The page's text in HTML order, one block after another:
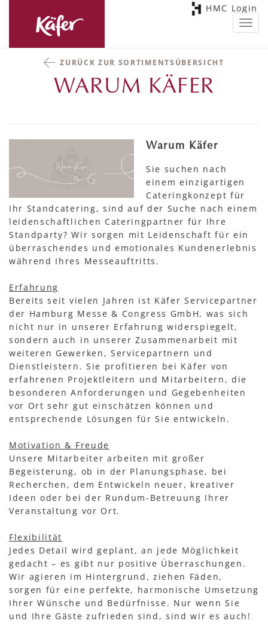
HMC Login
ZURÜCK ZUR SORTIMENTSÜBERSICHT
WARUM KÄFER
Warum Käfer
Sie suchen nach
einem einzigartigen
Cateringkonzept für
Ihr Standcatering, sind auf der Suche nach einem
leidenschaftlichen Cateringpartner für Ihre
Standparty? Wir sorgen mit Leidenschaft für ein
überraschendes und emotionales Kundenerlebnis
während Ihres Messeauftritts.
Erfahrung
Bereits seit vielen Jahren ist Käfer Servicepartner
der Hamburg Messe & Congress GmbH, was sich
nicht nur in unserer Erfahrung widerspiegelt,
sondern auch in unserer Zusammenarbeit mit
weiteren Gewerken, Servicepartnern und
Dienstleistern. Sie profitieren bei Käfer von
erfahrenen Projektleitern und Mitarbeitern, die
besonderen Anforderungen und Gegebenheiten
vor Ort sehr gut einschätzen können und
entsprechende Lösungen für Sie entwickeln.
Motivation & Freude
Unsere Mitarbeiter arbeiten mit großer
Begeisterung, ob in der Planungsphase, bei
Recherchen, dem Entwickeln neuer, kreativer
Ideen oder bei der Rundum-Betreuung Ihrer
Veranstaltung vor Ort.
Flexibilität
Jedes Detail wird geplant, an jede Möglichkeit
gedacht – es gibt nur positive Überraschungen.
Wir agieren im Hintergrund, ziehen Fäden,
sorgen für eine perfekte, harmonische Umsetzung
Ihrer Wünsche und Bedürfnisse. Nur wenn Sie
und Ihre Gäste zufrieden sind, sind wir es auch!